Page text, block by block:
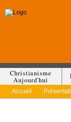
Christianisme
Aujourd'hui
Accueil